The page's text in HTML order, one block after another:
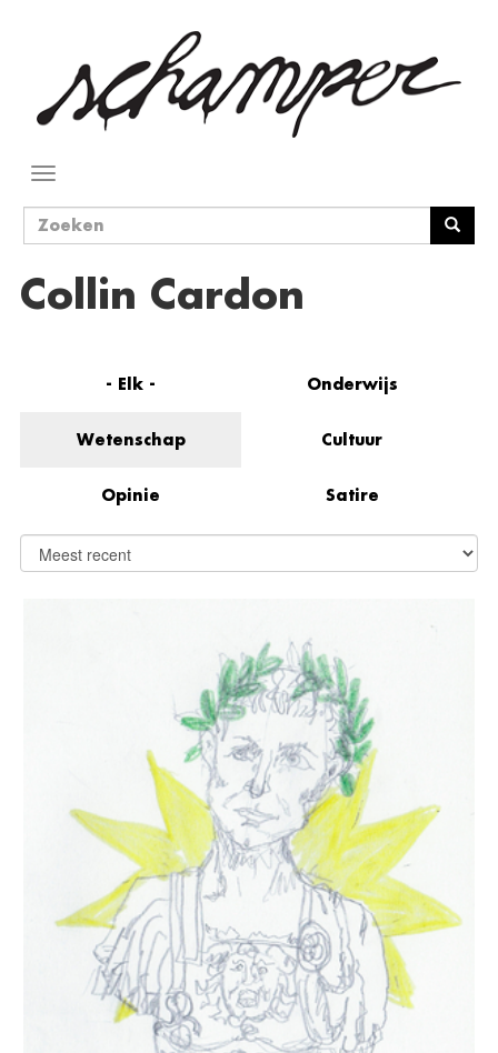
inhoud
Navigatie
Zoekveld
Collin Cardon
- Elk - Onderwijs
Wetenschap Cultuur
Opinie Satire